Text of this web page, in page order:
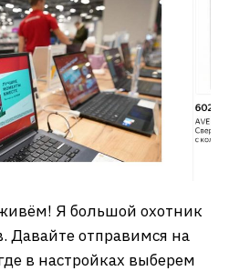
Я большой охотник
Давайте отправимся на
в настройках выберем